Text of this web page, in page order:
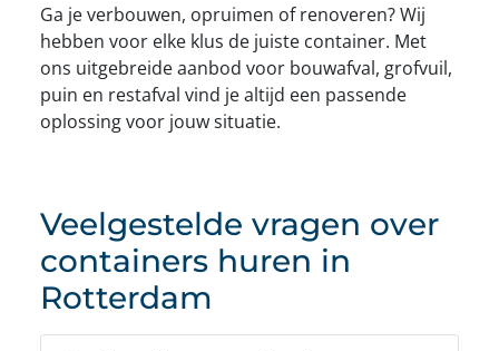
Ga je verbouwen, opruimen of renoveren? Wij
hebben voor elke klus de juiste container. Met
ons uitgebreide aanbod voor bouwafval, grofvuil,
puin en restafval vind je altijd een passende
oplossing voor jouw situatie.
Veelgestelde vragen over
containers huren in
Rotterdam